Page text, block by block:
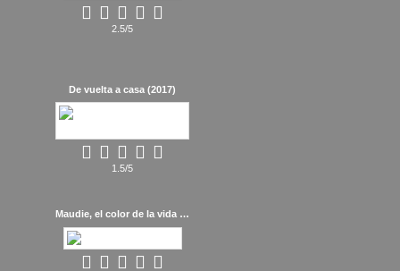
2.5/5
De vuelta a casa (2017)
1.5/5
Maudie, el color de la vida (2016)